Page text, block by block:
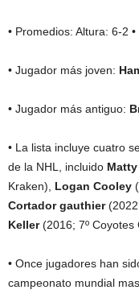
• Promedios: Altura: 6-2
• Jugador más joven:
• Jugador más antiguo:
• La lista incluye cuatro
de la NHL, incluido
Kraken), Logan Cooley
Cortador gauthier
Keller(2016; 7º Coyotes
• Once jugadores han
campeonato mundial